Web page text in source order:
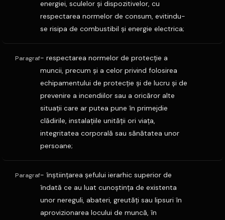
energiei, sculelor şi dispozitivelor, cu
respectarea normelor de consum, evitindu-
se risipa de combustibil şi energie electrica;
Paragraf- respectarea normelor de protecţie a
muncii, precum şi a celor privind folosirea
echipamentului de protecţie şi de lucru şi de
prevenire a incendiilor sau a oricăror alte
situaţii care ar putea pune în primejdie
clădirile, instalaţiile unităţii ori viaţa,
integritatea corporală sau sănătatea unor
persoane;
Paragraf- înştiinţarea şefului ierarhic superior de
îndată ce au luat cunoştinţa de existenta
unor nereguli, abateri, greutăţi sau lipsuri în
aprovizionarea locului de muncă, în